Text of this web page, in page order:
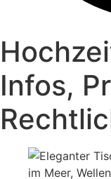
Infos,